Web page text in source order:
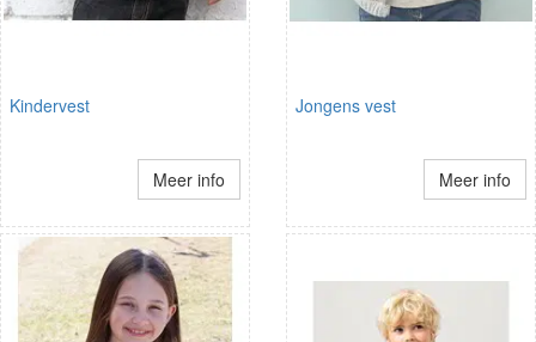
Kindervest
Meer info
Jongens vest
Meer info